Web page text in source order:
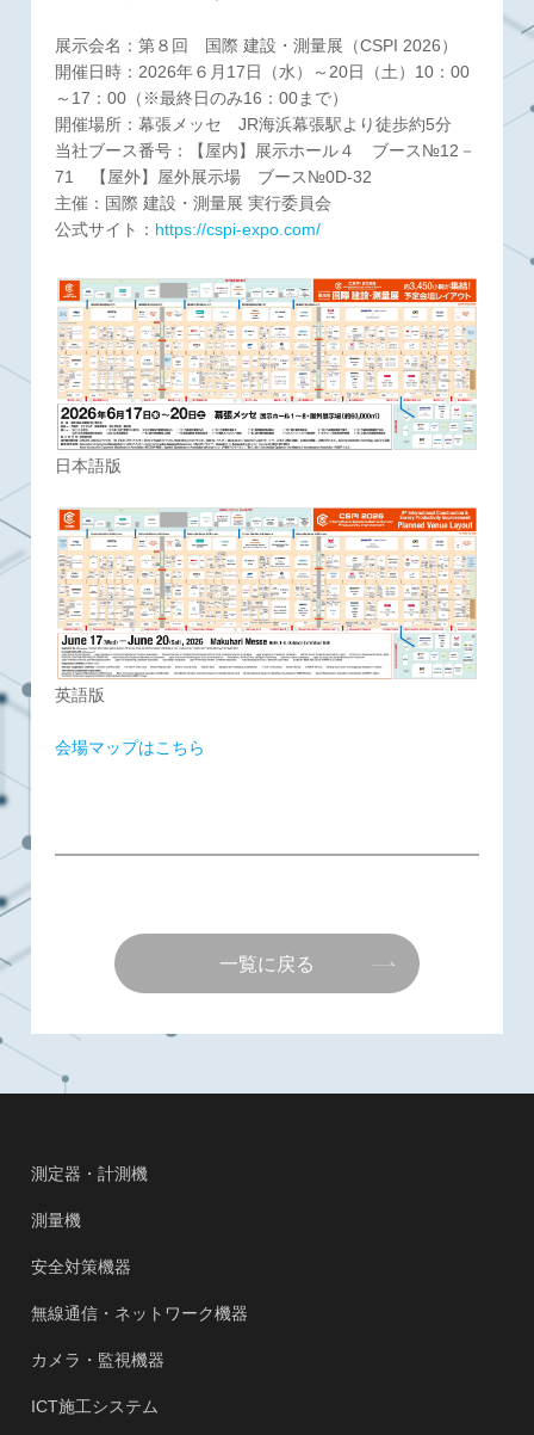
展示会名：第８回 国際 建設・測量展（CSPI 2026）
開催日時：2026年６月17日（水）～20日（土）10：00
～17：00（※最終日のみ16：00まで）
開催場所：幕張メッセ JR海浜幕張駅より徒歩約5分
当社ブース番号：【屋内】展示ホール４ ブース№12－
71 【屋外】屋外展示場 ブース№0D-32
主催：国際 建設・測量展 実行委員会
公式サイト： https://cspi-expo.com/
日本語版
英語版
会場マップはこちら
一覧に戻る
測定器・計測機
測量機
安全対策機器
無線通信・ネットワーク機器
カメラ・監視機器
ICT施工システム